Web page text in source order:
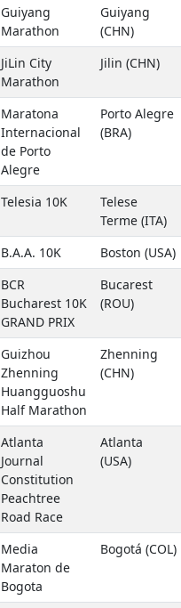
Guiyang
Marathon
Guiyang
(CHN)
JiLin City
Marathon
Jilin (CHN)
Maratona
Internacional
de Porto
Alegre
Porto Alegre
(BRA)
Telesia 10K
Telese
Terme (ITA)
B.A.A. 10K Boston (USA)
BCR
Bucharest 10K
GRAND PRIX
Bucarest
(ROU)
Guizhou
Zhenning
Huangguoshu
Half Marathon
Zhenning
(CHN)
Atlanta
Journal
Constitution
Peachtree
Road Race
Atlanta
(USA)
Media
Maraton de
Bogota
Bogotá (COL)